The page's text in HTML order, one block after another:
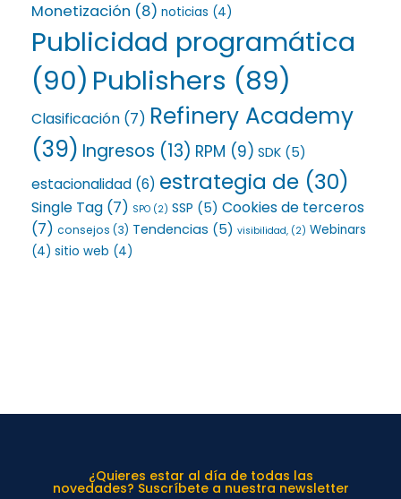
Monetización (8) noticias (4)
Publicidad programática
(90) Publishers (89)
Clasificación (7) Refinery Academy
(39) Ingresos (13) RPM (9) SDK (5)
estacionalidad (6) estrategia de (30)
Single Tag (7) SPO (2) SSP (5) Cookies de terceros
(7) consejos (3) Tendencias (5) visibilidad, (2) Webinars
(4) sitio web (4)
¿Quieres estar al día de todas las
novedades? Suscríbete a nuestra newsletter